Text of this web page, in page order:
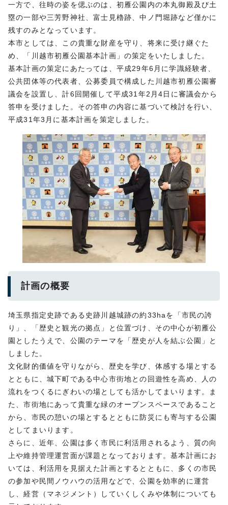
一方で、往時の姿を偲ぶのは、初雁公園内の本丸御殿及び土
塁の一部や三芳野神社、富士見櫓跡、中ノ門堀跡など僅かに
残すのみとなっています。
本市としては、この貴重な財産を守り、将来に受け継ぐた
め、「川越市初雁公園基本計画」の策定をいたしました。
基本計画の策定にあたっては、平成29年6月に学識経験者、
公共団体等の代表者、公募委員で構成した川越市初雁公園審
議会を設置し、計6回開催して平成31年2月4日に審議会から
答申を受けました。その答申の内容に基づいて検討を行い、
平成31年3月に基本計画を策定しました。
計画の概要
埼玉県指定史跡である史跡川越城跡の約33haを「市民の誇
り」、「歴史と観光の拠点」と位置づけ、その中心が初雁公
園としたうえで、公園のテーマを「歴史が人を結ぶ公園」と
しました。
文化財的価値を守りながら、歴史を学び、体感する場とする
とともに、城下町である中心市街地との回遊性を高め、人の
流れをつくるにぎわいの場としても活かしてまいります。ま
た、市街地にあって貴重な緑のオープンスペースであること
から、市民の憩いの場とするとともに防災にも寄与する公園
としてまいります。
さらに、近年、公園は多く市民に利活用されるよう、質の向
上や維持管理運営面が課題となっております。基本計画にお
いては、利活用を見据えた計画とするとともに、多くの市民
の参加や民間ノウハウの活用などで、公園を効率的に運営
し、経営（マネジメント）していくしくみや体制についても